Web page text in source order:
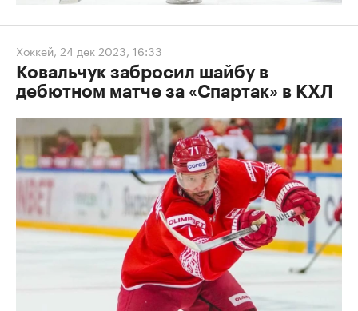
Хоккей, 24 дек 2023, 16:33
Ковальчук забросил шайбу в
дебютном матче за «Спартак» в КХЛ